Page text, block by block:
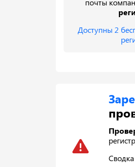
почты
Доступны 2